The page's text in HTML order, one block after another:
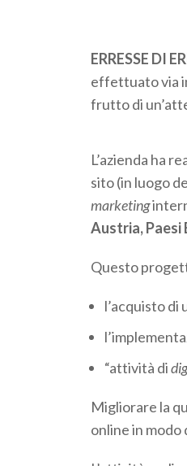
ERRESSE DI
effettuato via
frutto di
L’azienda ha
sito (in luogo
marketing
Austria, Paesi
Questo
l’acquisto di
“attività di
Migliorare la
online in